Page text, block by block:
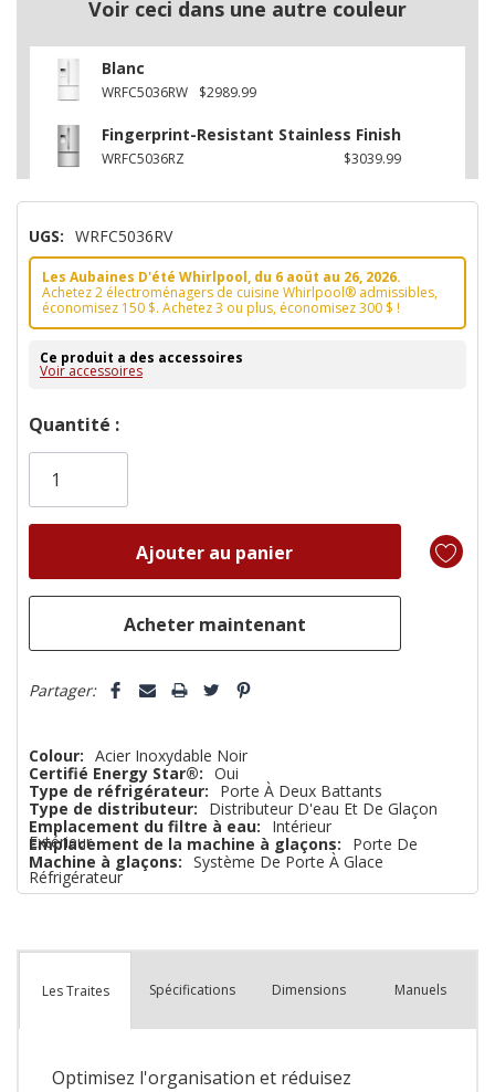
Voir ceci dans une autre couleur
Blanc
WRFC5036RW $2989.99
Fingerprint-Resistant Stainless Finish
WRFC5036RZ $3039.99
UGS: WRFC5036RV
Les Aubaines D'été Whirlpool, du 6 aoüt au 26, 2026.
Achetez 2 électroménagers de cuisine Whirlpool® admissibles,
économisez 150 $. Achetez 3 ou plus, économisez 300 $ !
Ce produit a des accessoires
Voir accessoires
Dépêchez-
vous!
plus
Quantité :
Partager:
Colour: Acier Inoxydable Noir
Certifié Energy Star®: Oui
Type de réfrigérateur:
Porte À Deux Battants
Type de distributeur:
Distributeur D'eau Et De Glaçon
Extérieur
Emplacement du filtre à eau:
Intérieur
Emplacement de la machine à glaçons:
Porte De
Réfrigérateur
Machine à glaçons: Système De Porte À Glace
Les Traites Spécifications Dimensions Manuels
Optimisez l'organisation et réduisez